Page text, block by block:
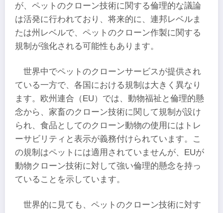
が、ペットのクローン技術に関する倫理的な議論
は活発に行われており、将来的に、連邦レベルま
たは州レベルで、ペットのクローン作製に関する
規制が強化される可能性もあります。
世界中でペットのクローンサービスが提供され
ている一方で、各国における規制は大きく異なり
ます。欧州連合（EU）では、動物福祉と倫理的懸
念から、家畜のクローン技術に関して規制が設け
られ、食品としてのクローン動物の使用にはトレ
ーサビリティと表示が義務付けられています。こ
の規制はペットには適用されていませんが、EUが
動物クローン技術に対して強い倫理的懸念を持っ
ていることを示しています。
世界的に見ても、ペットのクローン技術に対す